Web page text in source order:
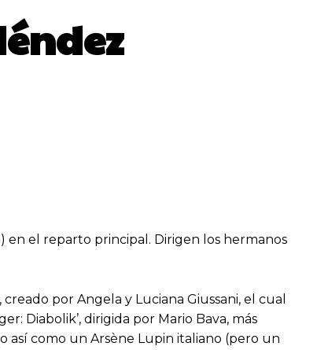
en el reparto principal. Dirigen los hermanos
por Angela y Luciana Giussani, el cual
Diabolik’, dirigida por Mario Bava, más
así como un Arsène Lupin italiano (pero un